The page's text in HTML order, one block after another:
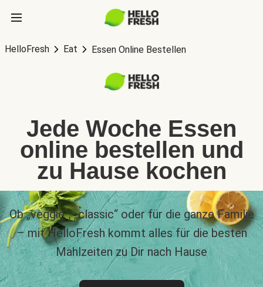
HelloFresh Eat Essen Online Bestellen
Jede Woche Essen
online bestellen und
zu Hause kochen
Ob „veggie“, „classic“ oder für die ganze Familie
– mit HelloFresh kommt alles für die besten
Mahlzeiten zu Dir nach Hause